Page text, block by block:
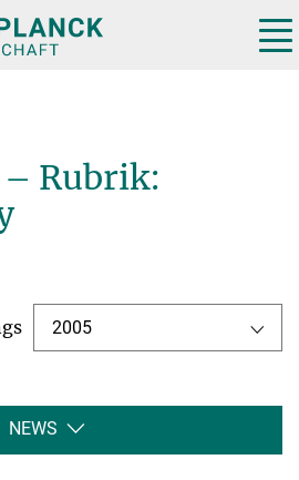
Rubrik:
2005
NEWS